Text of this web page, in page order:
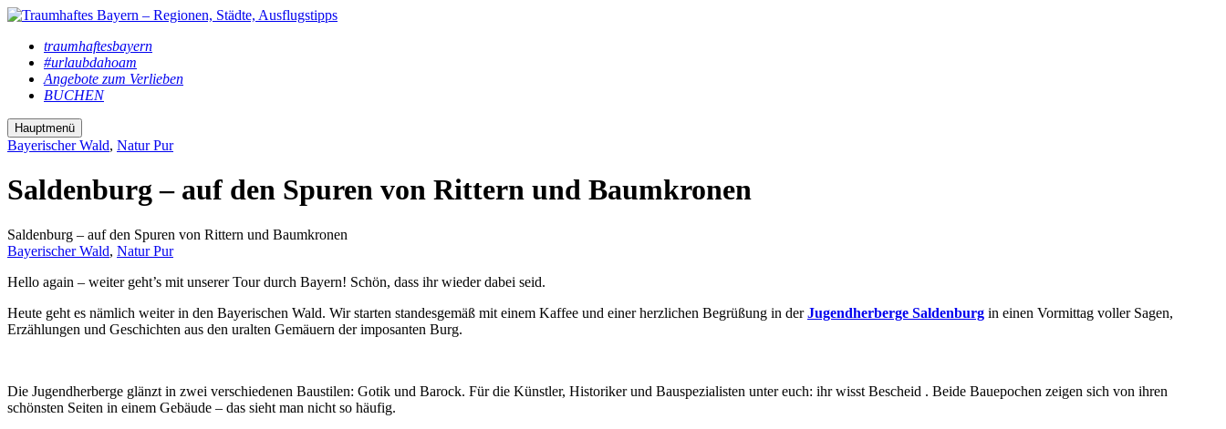
traumhaftesbayern
#urlaubdahoam
Angebote zum Verlieben
BUCHEN
Hauptmenü
Bayerischer Wald, Natur Pur
Saldenburg – auf den Spuren von Rittern und Baumkronen
Saldenburg – auf den Spuren von Rittern und Baumkronen
Bayerischer Wald, Natur Pur
Hello again – weiter geht’s mit unserer Tour durch Bayern! Schön, dass ihr wieder dabei seid.
Heute geht es nämlich weiter in den Bayerischen Wald. Wir starten standesgemäß mit einem Kaffee und einer herzlichen Begrüßung in derJugendherberge Saldenburg in einen Vormittag voller Sagen,
Erzählungen und Geschichten aus den uralten Gemäuern der imposanten Burg.
Die Jugendherberge glänzt in zwei verschiedenen Baustilen: Gotik und Barock. Für die Künstler, Historiker und Bauspezialisten unter euch: ihr wisst Bescheid . Beide Bauepochen zeigen sich von ihren
schönsten Seiten in einem Gebäude – das sieht man nicht so häufig.